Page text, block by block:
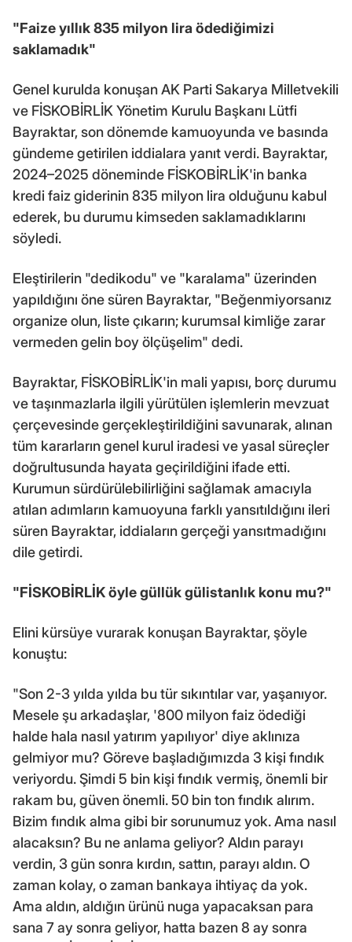
"Faize yıllık 835 milyon lira ödediğimizi
saklamadık"
Genel kurulda konuşan AK Parti Sakarya Milletvekili
ve FİSKOBİRLİK Yönetim Kurulu Başkanı Lütfi
Bayraktar, son dönemde kamuoyunda ve basında
gündeme getirilen iddialara yanıt verdi. Bayraktar,
2024–2025 döneminde FİSKOBİRLİK'in banka
kredi faiz giderinin 835 milyon lira olduğunu kabul
ederek, bu durumu kimseden saklamadıklarını
söyledi.
Eleştirilerin "dedikodu" ve "karalama" üzerinden
yapıldığını öne süren Bayraktar, "Beğenmiyorsanız
organize olun, liste çıkarın; kurumsal kimliğe zarar
vermeden gelin boy ölçüşelim" dedi.
Bayraktar, FİSKOBİRLİK'in mali yapısı, borç durumu
ve taşınmazlarla ilgili yürütülen işlemlerin mevzuat
çerçevesinde gerçekleştirildiğini savunarak, alınan
tüm kararların genel kurul iradesi ve yasal süreçler
doğrultusunda hayata geçirildiğini ifade etti.
Kurumun sürdürülebilirliğini sağlamak amacıyla
atılan adımların kamuoyuna farklı yansıtıldığını ileri
süren Bayraktar, iddiaların gerçeği yansıtmadığını
dile getirdi.
"FİSKOBİRLİK öyle güllük gülistanlık konu mu?"
Elini kürsüye vurarak konuşan Bayraktar, şöyle
konuştu:
"Son 2-3 yılda yılda bu tür sıkıntılar var, yaşanıyor.
Mesele şu arkadaşlar, '800 milyon faiz ödediği
halde hala nasıl yatırım yapılıyor' diye aklınıza
gelmiyor mu? Göreve başladığımızda 3 kişi fındık
veriyordu. Şimdi 5 bin kişi fındık vermiş, önemli bir
rakam bu, güven önemli. 50 bin ton fındık alırım.
Bizim fındık alma gibi bir sorunumuz yok. Ama nasıl
alacaksın? Bu ne anlama geliyor? Aldın parayı
verdin, 3 gün sonra kırdın, sattın, parayı aldın. O
zaman kolay, o zaman bankaya ihtiyaç da yok.
Ama aldın, aldığın ürünü nuga yapacaksan para
sana 7 ay sonra geliyor, hatta bazen 8 ay sonra